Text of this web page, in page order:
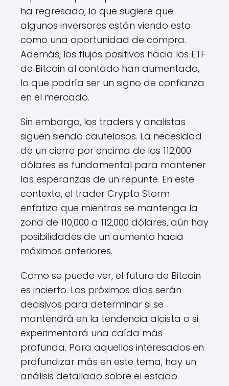
ha regresado, lo que sugiere que
algunos inversores están viendo esto
como una oportunidad de compra.
Además, los flujos positivos hacia los ETF
de Bitcoin al contado han aumentado,
lo que podría ser un signo de confianza
en el mercado.
Sin embargo, los traders y analistas
siguen siendo cautelosos. La necesidad
de un cierre por encima de los 112,000
dólares es fundamental para mantener
las esperanzas de un repunte. En este
contexto, el trader Crypto Storm
enfatiza que mientras se mantenga la
zona de 110,000 a 112,000 dólares, aún hay
posibilidades de un aumento hacia
máximos anteriores.
Como se puede ver, el futuro de Bitcoin
es incierto. Los próximos días serán
decisivos para determinar si se
mantendrá en la tendencia alcista o si
experimentará una caída más
profunda. Para aquellos interesados en
profundizar más en este tema, hay un
análisis detallado sobre el estado